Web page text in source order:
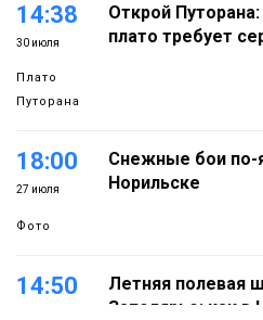
14:38
30 июля
Плато
Путорана
Открой
плато требует
18:00
27 июля
Фото
Снежные бои по-
Норильске
14:50
Летняя полевая
Заполярье: как в